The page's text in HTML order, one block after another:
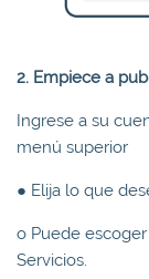
2. Empiece a
Ingrese a su
menú superior
● Elija lo que
o Puede
Servicios.